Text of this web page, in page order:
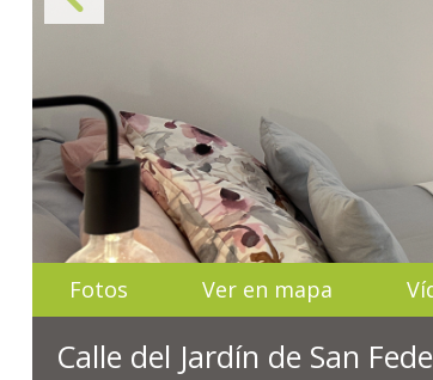
Fotos Ver en mapa
Calle del Jardín de San